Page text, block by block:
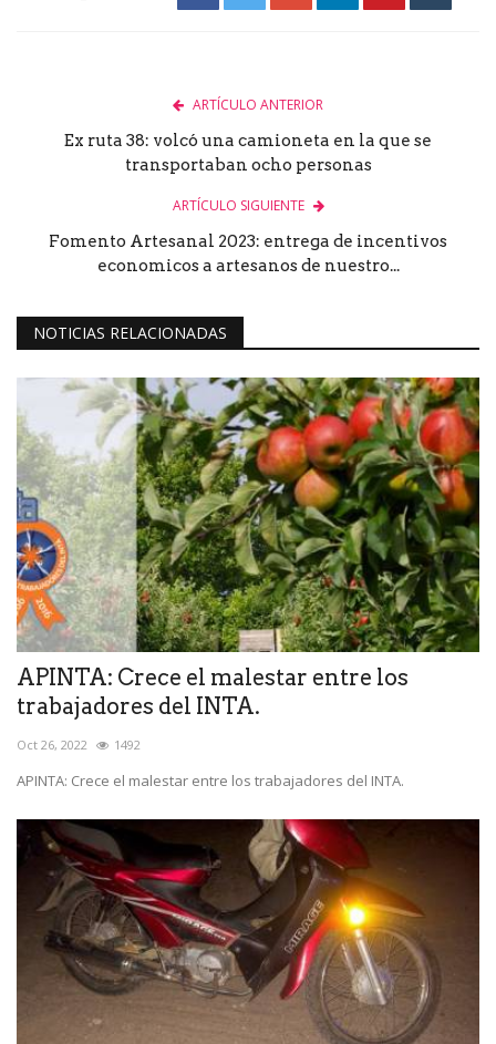
ARTÍCULO ANTERIOR
Ex ruta 38: volcó una camioneta en la que se
transportaban ocho personas
ARTÍCULO SIGUIENTE
Fomento Artesanal 2023: entrega de incentivos
economicos a artesanos de nuestro...
NOTICIAS RELACIONADAS
APINTA: Crece el malestar entre los
trabajadores del INTA.
Oct 26, 2022 1492
APINTA: Crece el malestar entre los trabajadores del INTA.